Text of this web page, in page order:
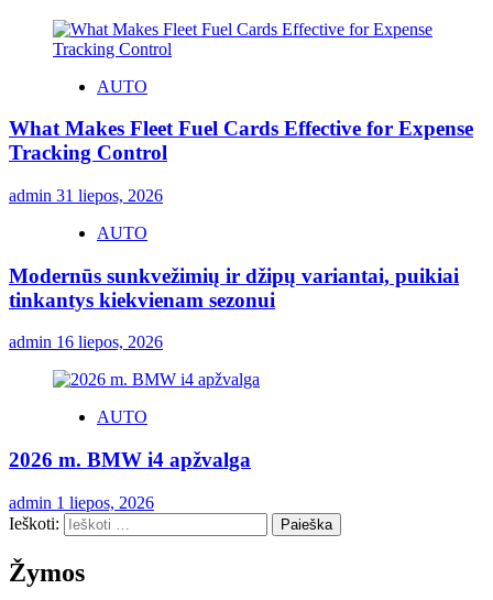
AUTO
What Makes Fleet Fuel Cards Effective for Expense
Tracking Control
admin 31 liepos, 2026
AUTO
Modernūs sunkvežimių ir džipų variantai, puikiai
tinkantys kiekvienam sezonui
admin 16 liepos, 2026
AUTO
2026 m. BMW i4 apžvalga
admin 1 liepos, 2026
Ieškoti:
Žymos